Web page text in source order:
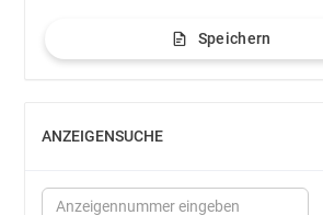
Speichern
ANZEIGENSUCHE
EINBLENDEN